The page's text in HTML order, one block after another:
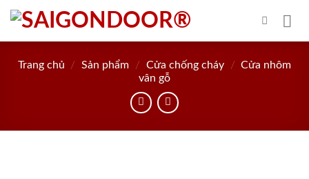
Skip
content
Trang chủ / Sản phẩm / Cửa chống cháy / Cửa nhôm
vân gỗ